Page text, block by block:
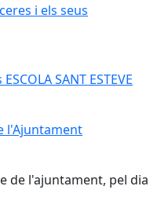
i els seus productes
i els seus
SANT ESTEVE
SANT ESTEVE
l'Ajuntament
de l'ajuntament, pel dia